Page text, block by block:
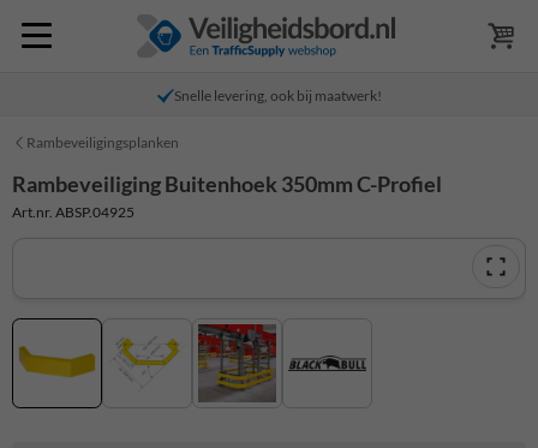
Snelle levering, ook bij maatwerk!
Rambeveiligingsplanken
Rambeveiliging Buitenhoek 350mm C-Profiel
Art.nr. ABSP.04925